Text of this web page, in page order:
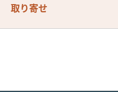
取り寄せ